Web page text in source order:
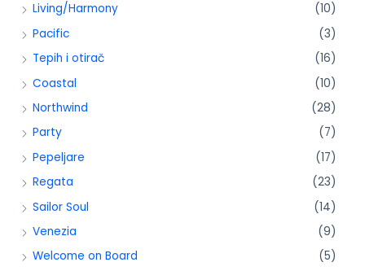
Living/Harmony
(10)
Pacific
(3)
Tepih i otirač
(16)
Coastal
(10)
Northwind
(28)
Party
(7)
Pepeljare
(17)
Regata
(23)
Sailor Soul
(14)
Venezia
(9)
Welcome on Board
(5)